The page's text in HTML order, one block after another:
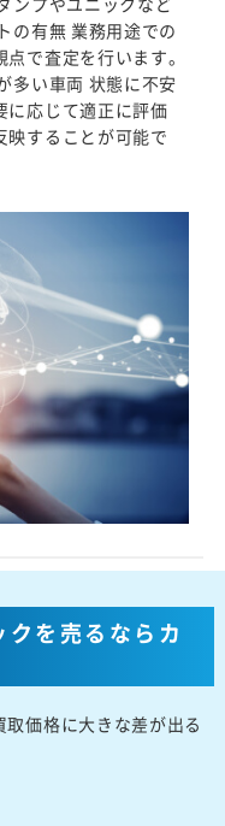
の有無 業務用途での
で査定を行います。
多い車両 状態に不安
に応じて適正に評価
映することが可能で
を売るならカ
価格に大きな差が出る